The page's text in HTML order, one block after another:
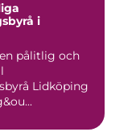
i
pålitlig och
Lidköping